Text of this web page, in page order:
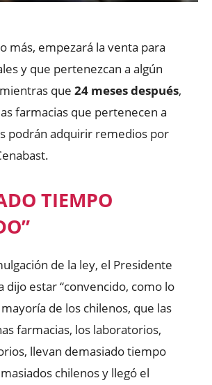
más, empezará la venta para
y que pertenezcan a algún
que 24 meses después,
farmacias que pertenecen a
podrán adquirir remedios por
TIEMPO
de la ley, el Presidente
dijo estar “convencido, como lo
de los chilenos, que las
farmacias, los laboratorios,
llevan demasiado tiempo
chilenos y llegó el